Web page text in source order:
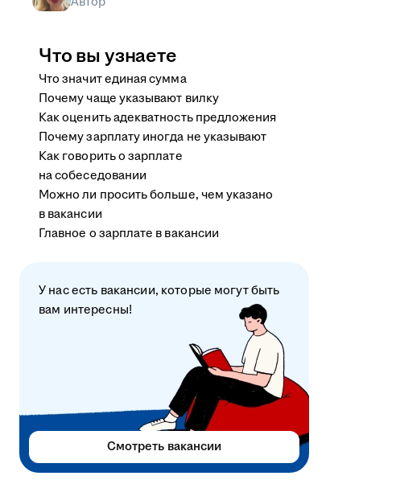
Что вы узнаете
Что значит единая сумма
Почему чаще указывают вилку
Как оценить адекватность предложения
Почему зарплату иногда не указывают
Как говорить о зарплате
на собеседовании
Можно ли просить больше, чем указано
в вакансии
Главное о зарплате в вакансии
У нас есть вакансии, которые могут быть
вам интересны!
Смотреть вакансии